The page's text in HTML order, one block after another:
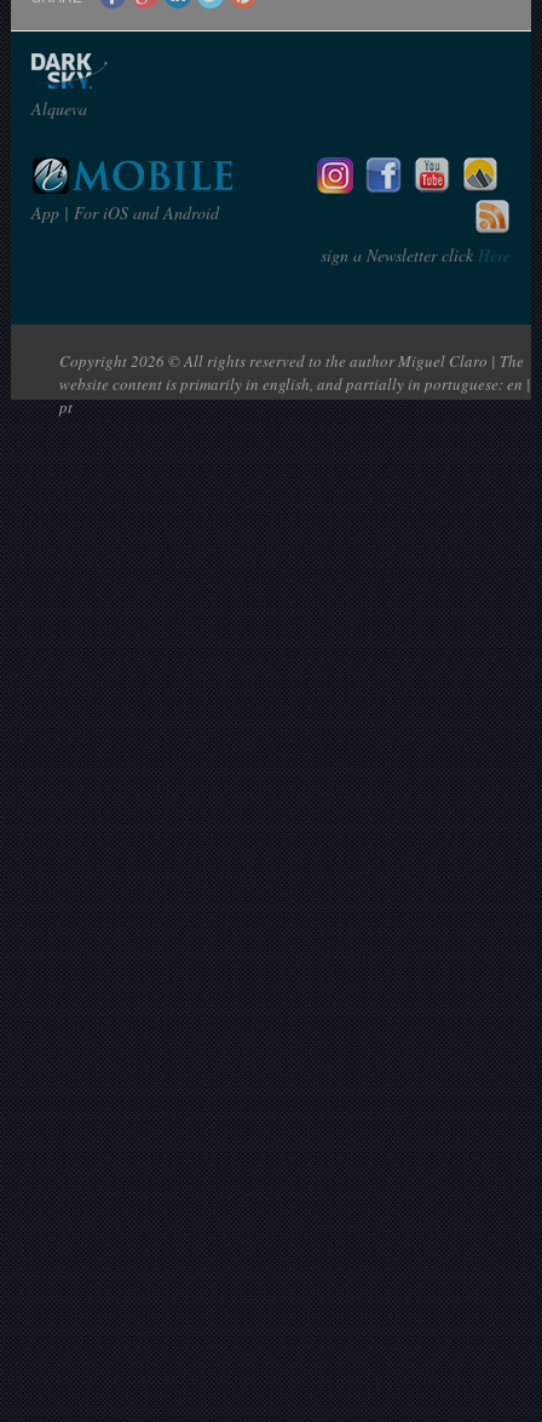
Alqueva
App | For iOS and Android
sign a Newsletter clickHere
Copyright 2026 © All rights reserved to the author Miguel Claro | The
website content is primarily in english, and partially in portuguese: en |
pt